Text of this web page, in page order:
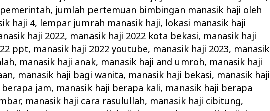
, jumlah pertemuan bimbingan manasik haji oleh
haji 4, lempar jumrah manasik haji, lokasi manasik haji
haji 2022, manasik haji 2022 kota bekasi, manasik haji
ppt, manasik haji 2022 youtube, manasik haji 2023, manasik
, manasik haji anak, manasik haji and umroh, manasik haji
, manasik haji bagi wanita, manasik haji bekasi, manasik haji
jam, manasik haji berapa kali, manasik haji berapa
, manasik haji cara rasulullah, manasik haji cibitung,